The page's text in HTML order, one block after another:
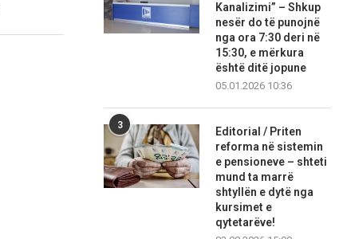
Kanalizimi” – Shkup
nesër do të punojnë
nga ora 7:30 deri në
15:30, e mërkura
është ditë jopune
05.01.2026 10:36
3
Editorial / Priten
reforma në sistemin
e pensioneve – shteti
mund ta marrë
shtyllën e dytë nga
kursimet e
qytetarëve!